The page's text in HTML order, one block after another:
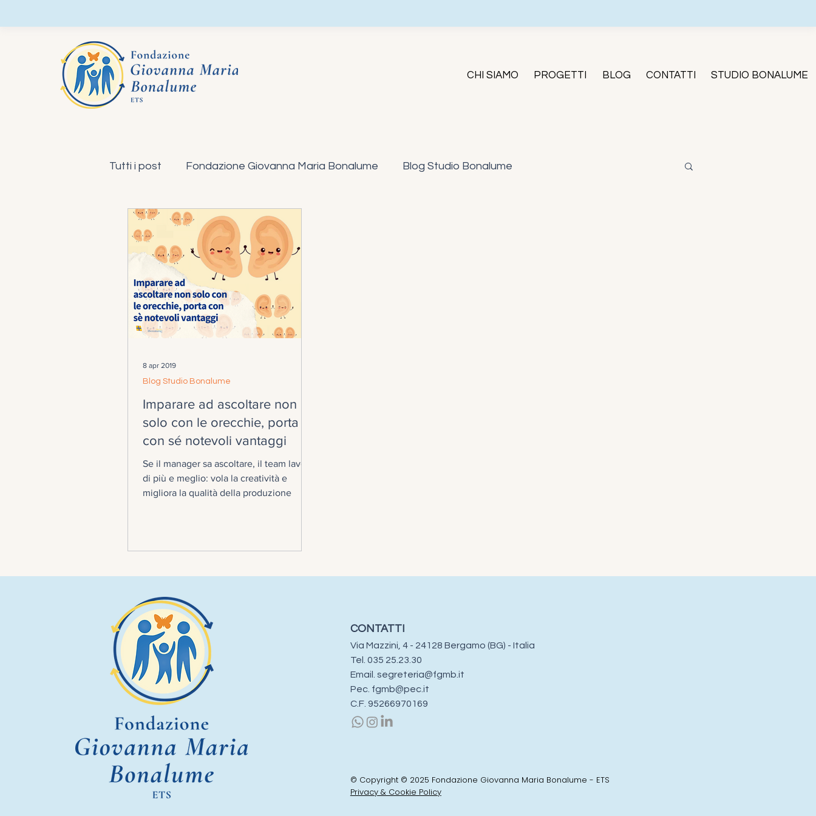
CHI SIAMO PROGETTI BLOG CONTATTI STUDIO BONALUME
Tutti i post Fondazione Giovanna Maria Bonalume Blog Studio Bonalume
Imparare ad ascoltare non
solo con le orecchie, porta
con sé notevoli vantaggi
Se il manager sa ascoltare, il team lavora
di più e meglio: vola la creatività e
migliora la qualità della produzione
Blog Studio Bonalume
8 apr 2019
CONTATTI
Via Mazzini, 4 - 24128 Bergamo (BG) - Italia
Tel. 035 25.23.30​​
Email. segreteria@fgmb.it
Pec. fgmb@pec.it
C.F. 95266970169
© Copyright © 2025 Fondazione Giovanna Maria Bonalume - ETS
Privacy & Cookie Policy